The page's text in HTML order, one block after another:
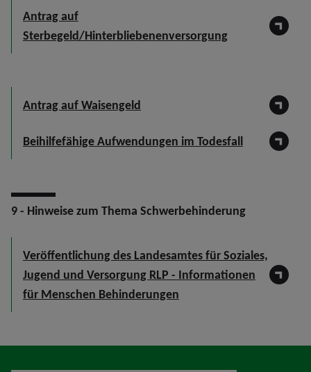
Antrag auf
Sterbegeld/Hinterbliebenenversorgung
Antrag auf Waisengeld
Beihilfefähige Aufwendungen im Todesfall
9 - Hinweise zum Thema Schwerbehinderung
Veröffentlichung des Landesamtes für Soziales,
Jugend und Versorgung RLP - Informationen
für Menschen Behinderungen